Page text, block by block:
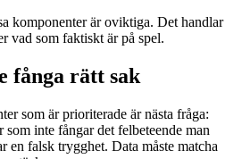
komponenter är oviktiga. Det handlar
vad som faktiskt är på spel.
fånga rätt sak
som är prioriterade är nästa fråga:
som inte fångar det felbeteende man
en falsk trygghet. Data måste matcha